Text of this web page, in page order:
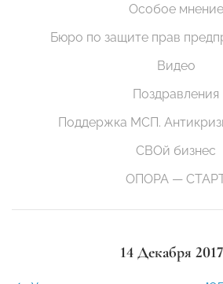
Особое мнение
Бюро по защите прав
Видео
Поздравления
Поддержка МСП.
СВОй бизнес
ОПОРА —
14 Декабря 2017